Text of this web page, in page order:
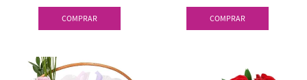
COMPRAR COMPRAR